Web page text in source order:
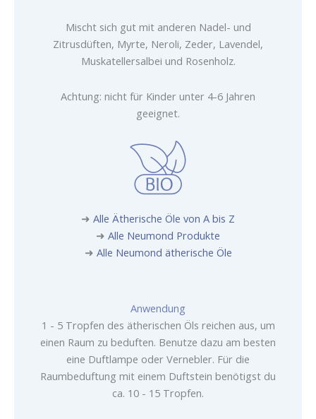
Mischt sich gut mit anderen Nadel- und
Zitrusdüften, Myrte, Neroli, Zeder, Lavendel,
Muskatellersalbei und Rosenholz.
Achtung: nicht für Kinder unter 4-6 Jahren
geeignet.
➜ Alle Ätherische Öle von A bis Z
➜ Alle Neumond Produkte
➜ Alle Neumond ätherische Öle
Anwendung
1 - 5 Tropfen des ätherischen Öls reichen aus, um
einen Raum zu beduften. Benutze dazu am besten
eine Duftlampe oder Vernebler. Für die
Raumbeduftung mit einem Duftstein benötigst du
ca. 10 - 15 Tropfen.